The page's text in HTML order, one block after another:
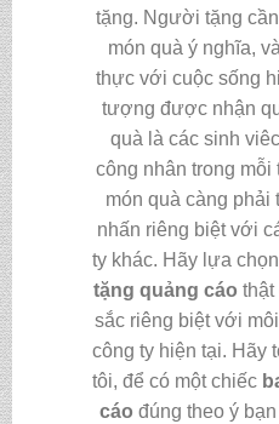
tặng. Người tặng
món quà ý nghĩa,
thực với cuộc sống
tượng được nhận
quà là các sinh
công nhân trong mỗi
món quà càng phải
nhấn riêng biệt với
ty khác. Hãy lựa
tặng quảng cáo
sắc riêng biệt với
công ty hiện tại. Hãy
tôi, để có một chiếc
cáo đúng theo ý